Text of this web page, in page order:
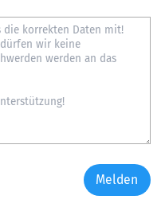
Melden